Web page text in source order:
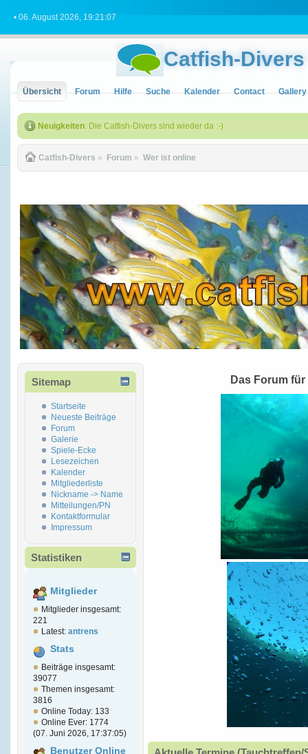
• 06. August 2026, 19:21:07
Catfish-Divers
Übersicht Forum Hilfe Suche Kalender Contact Gallery
Neuigkeiten: Die Catfish-Divers sind wieder da :-)
Catfish-Divers » Forum » Wer ist online
Sitemap
Startseite
Neueste Beiträge
Forum
Galerie
Spiele-Ecke
Lesezeichen
Kalender
Mitgliederliste
Nickname -> Name
Mitteilungen/PN
Kontaktformular
Impressum
Statistiken
Mitglieder
Mitglieder insgesamt:
221
Latest: antrens
Stats
Beiträge insgesamt:
39077
Themen insgesamt:
3816
Online Today: 133
Online Ever: 1774
(07. Juni 2026, 17:37:05)
Benutzer Online
Das Forum